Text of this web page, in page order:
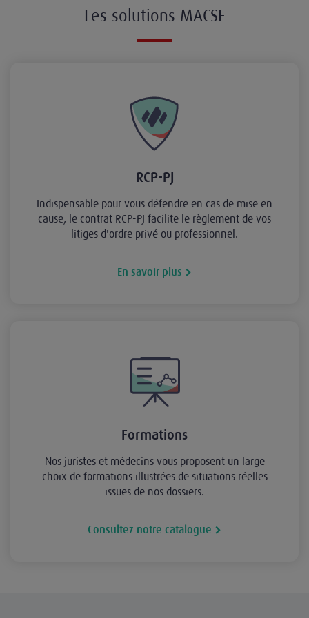
Les solutions MACSF
RCP-PJ
Indispensable pour vous défendre en cas de mise en
cause, le contrat RCP-PJ facilite le règlement de vos
litiges d'ordre privé ou professionnel.
En savoir plus
Formations
Nos juristes et médecins vous proposent un large
choix de formations illustrées de situations réelles
issues de nos dossiers.
Consultez notre catalogue